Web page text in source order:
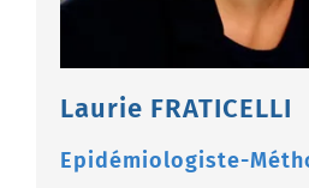
Contactez-
Laurie FRATICELLI
Epidémiologiste-